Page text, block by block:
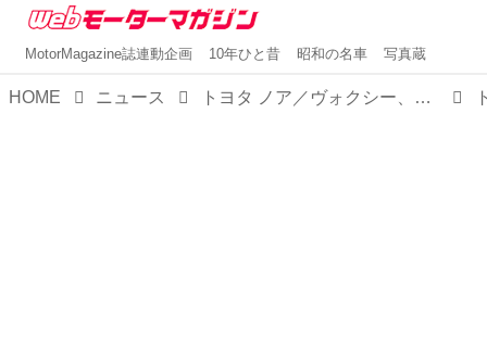
MotorMagazine誌連動企画 10年ひと昔 昭和の名車 写真蔵
HOME ニュース トヨタ ノア／ヴォクシー、一部改良で全グレードをハイブリッド車に。デザインも一体感を演出する方向性で変更